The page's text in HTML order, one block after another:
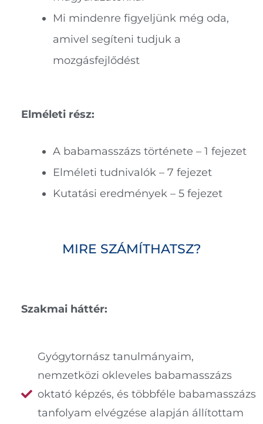
Mi mindenre figyeljünk még oda,
amivel segíteni tudjuk a
mozgásfejlődést
Elméleti rész:
A babamasszázs története – 1 fejezet
Elméleti tudnivalók – 7 fejezet
Kutatási eredmények – 5 fejezet
MIRE SZÁMÍTHATSZ?
Szakmai háttér:
Gyógytornász tanulmányaim,
nemzetközi okleveles babamasszázs
oktató képzés, és többféle babamasszázs
tanfolyam elvégzése alapján állítottam